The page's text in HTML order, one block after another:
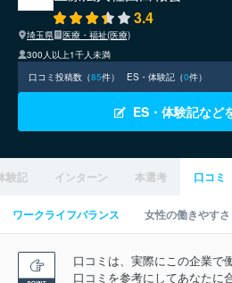
3.4
埼玉県
医療・福祉(医療)
300人以上1千人未満
口コミ投稿数（85件） ES・体験記（0件）
ES・体験記など
験記 インターン 本選考 口コミ
ワークライフバランス 女性の働きやすさ
口コミは、実際にこの企業で
口コミを参考にしてあなたに